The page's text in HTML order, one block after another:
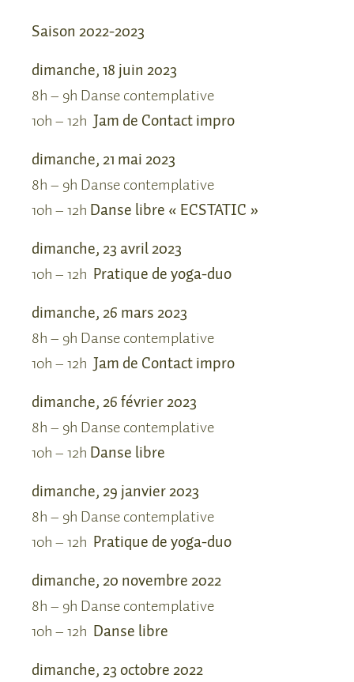
Saison 2022-2023
dimanche, 18 juin 2023
8h – 9h Danse contemplative
10h – 12hJam de Contact impro
dimanche, 21 mai 2023
8h – 9h Danse contemplative
10h – 12h Danse libre « ECSTATIC »
dimanche, 23 avril 2023
10h – 12h Pratique de yoga-duo
dimanche, 26 mars 2023
8h – 9h Danse contemplative
10h – 12hJam de Contact impro
dimanche, 26 février 2023
8h – 9h Danse contemplative
10h – 12h Danse libre
dimanche, 29 janvier 2023
8h – 9h Danse contemplative
10h – 12h Pratique de yoga-duo
dimanche, 20 novembre 2022
8h – 9h Danse contemplative
10h – 12h Danse libre
dimanche, 23 octobre 2022